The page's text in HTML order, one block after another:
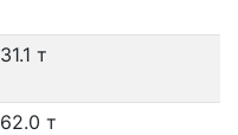
31.1 т
62.0 т